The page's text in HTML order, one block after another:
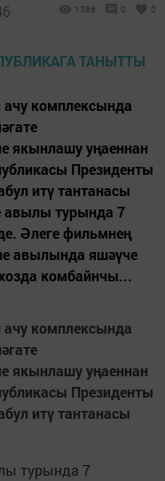
1386 0 0
ачу комплексында
якынлашу уңаеннан
Президенты
итү тантанасы
авылы турында 7
Әлеге фильмнең
авылында яшәүче
комбайнчы...
ачу комплексында
якынлашу уңаеннан
Президенты
итү тантанасы
турында 7